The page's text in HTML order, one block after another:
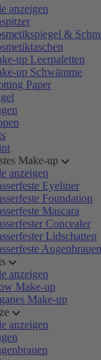
anzeigen
&
up Leerpaletten
up Schwämme
Paper
Make-up
anzeigen
Eyeliner
Foundation
Mascara
Concealer
Lidschatten
anzeigen
Make-up
Make-up
anzeigen